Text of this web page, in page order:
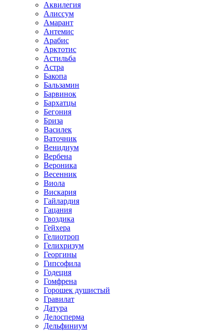
Аквилегия
Алиссум
Амарант
Антемис
Арабис
Арктотис
Астильба
Астра
Бакопа
Бальзамин
Барвинок
Бархатцы
Бегония
Бриза
Василек
Ваточник
Венидиум
Вербена
Вероника
Весенник
Виола
Вискария
Гайлардия
Гацания
Гвоздика
Гейхера
Гелиотроп
Гелихризум
Георгины
Гипсофила
Годеция
Гомфрена
Горошек душистый
Гравилат
Датура
Делосперма
Дельфиниум